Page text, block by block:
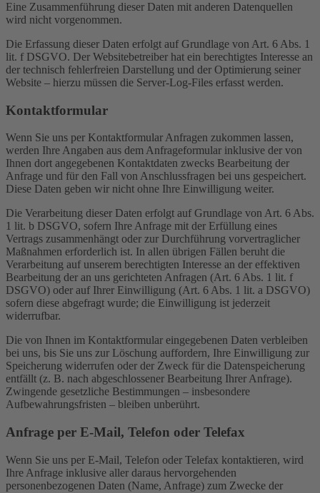
Eine Zusammenführung dieser Daten mit anderen Datenquellen
wird nicht vorgenommen.
Die Erfassung dieser Daten erfolgt auf Grundlage von Art. 6 Abs. 1
lit. f DSGVO. Der Websitebetreiber hat ein berechtigtes Interesse an
der technisch fehlerfreien Darstellung und der Optimierung seiner
Website – hierzu müssen die Server-Log-Files erfasst werden.
Kontaktformular
Wenn Sie uns per Kontaktformular Anfragen zukommen lassen,
werden Ihre Angaben aus dem Anfrageformular inklusive der von
Ihnen dort angegebenen Kontaktdaten zwecks Bearbeitung der
Anfrage und für den Fall von Anschlussfragen bei uns gespeichert.
Diese Daten geben wir nicht ohne Ihre Einwilligung weiter.
Die Verarbeitung dieser Daten erfolgt auf Grundlage von Art. 6 Abs.
1 lit. b DSGVO, sofern Ihre Anfrage mit der Erfüllung eines
Vertrags zusammenhängt oder zur Durchführung vorvertraglicher
Maßnahmen erforderlich ist. In allen übrigen Fällen beruht die
Verarbeitung auf unserem berechtigten Interesse an der effektiven
Bearbeitung der an uns gerichteten Anfragen (Art. 6 Abs. 1 lit. f
DSGVO) oder auf Ihrer Einwilligung (Art. 6 Abs. 1 lit. a DSGVO)
sofern diese abgefragt wurde; die Einwilligung ist jederzeit
widerrufbar.
Die von Ihnen im Kontaktformular eingegebenen Daten verbleiben
bei uns, bis Sie uns zur Löschung auffordern, Ihre Einwilligung zur
Speicherung widerrufen oder der Zweck für die Datenspeicherung
entfällt (z. B. nach abgeschlossener Bearbeitung Ihrer Anfrage).
Zwingende gesetzliche Bestimmungen – insbesondere
Aufbewahrungsfristen – bleiben unberührt.
Anfrage per E-Mail, Telefon oder Telefax
Wenn Sie uns per E-Mail, Telefon oder Telefax kontaktieren, wird
Ihre Anfrage inklusive aller daraus hervorgehenden
personenbezogenen Daten (Name, Anfrage) zum Zwecke der